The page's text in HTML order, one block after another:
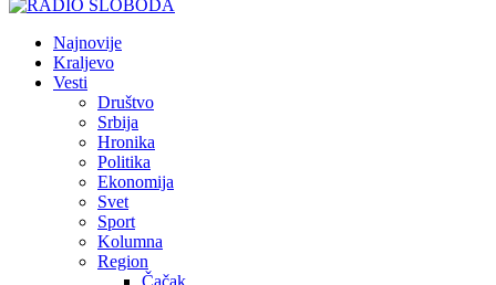
Najnovije
Kraljevo
Vesti
Društvo
Srbija
Hronika
Politika
Ekonomija
Svet
Sport
Kolumna
Region
Čačak